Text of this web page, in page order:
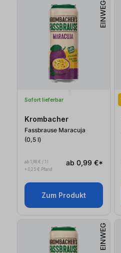
EINWEG
Sofort lieferbar
Krombacher
Fassbrause Maracuja
(0,5 l)
ab 1,98 € / 1 l
+ 0,25 € Pfand
ab 0,99 €*
Zum Produkt
EINWEG